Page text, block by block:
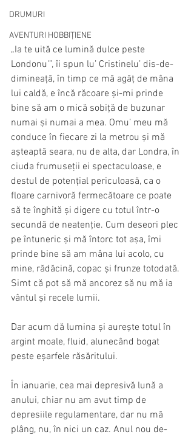
DRUMURI
AVENTURI HOBBIȚIENE
„Ia te uită ce lumină dulce peste
Londonu'”, îi spun lu’ Cristinelu’ dis-de-
dimineață, în timp ce mă agăț de mâna
lui caldă, e încă răcoare și-mi prinde
bine să am o mică sobiță de buzunar
numai și numai a mea. Omu’ meu mă
conduce în fiecare zi la metrou și mă
așteaptă seara, nu de alta, dar Londra, în
ciuda frumuseții ei spectaculoase, e
destul de potențial periculoasă, ca o
floare carnivoră fermecătoare ce poate
să te înghită și digere cu totul într-o
secundă de neatenție. Cum deseori plec
pe întuneric și mă întorc tot așa, îmi
prinde bine să am mâna lui acolo, cu
mine, rădăcină, copac și frunze totodată.
Simt că pot să mă ancorez să nu mă ia
vântul și recele lumii.
Dar acum dă lumina și aurește totul în
argint moale, fluid, alunecând bogat
peste eșarfele răsăritului.
În ianuarie, cea mai depresivă lună a
anului, chiar nu am avut timp de
depresiile regulamentare, dar nu mă
plâng, nu, în nici un caz. Anul nou de-